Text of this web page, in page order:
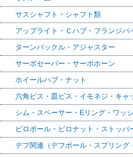
サスシャフト・シャフト類
アップライト・Ｃハブ・フランジパ
ターンバックル・アジャスター
サーボセーバー・サーボホーン
ホイールハブ・ナット
六角ビス・皿ビス・イモネジ・キャ
シム・スペーサー・Eリング・ワッ
ピロボール・ピロナット・ストッパ
デフ関連（デフボール・スプリング